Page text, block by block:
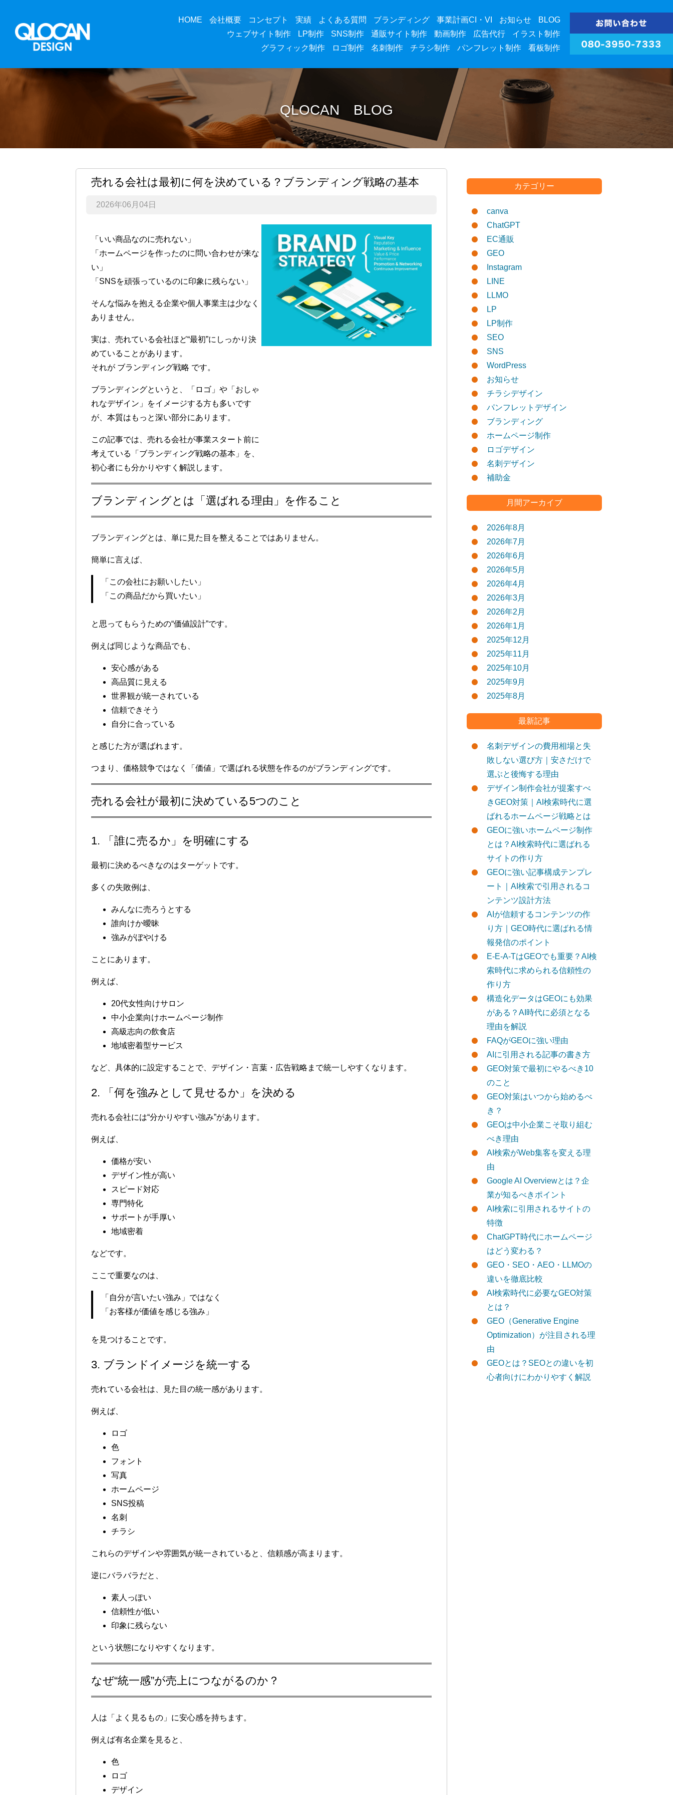
HOME 会社概要 コンセプト 実績 よくある質問 ブランディング 事業計画CI・VI お知らせ
BLOG
ウェブサイト制作
LP制作 SNS制作 通販サイト制作 動画制作 広告代行
イラスト制作
グラフィック制作
ロゴ制作 名刺制作 チラシ制作 パンフレット制作 看板制作
QLOCAN BLOG
売れる会社は最初に何を決めている？ブランディング戦略の基本
2026年06月04日
「いい商品なのに売れない」
「ホームページを作ったのに問い合わせが来な
い」
「SNSを頑張っているのに印象に残らない」
そんな悩みを抱える企業や個人事業主は少なく
ありません。
実は、売れている会社ほど“最初”にしっかり決
めていることがあります。
それが ブランディング戦略 です。
ブランディングというと、「ロゴ」や「おしゃ
れなデザイン」をイメージする方も多いです
が、本質はもっと深い部分にあります。
この記事では、売れる会社が事業スタート前に
考えている「ブランディング戦略の基本」を、
初心者にも分かりやすく解説します。
ブランディングとは「選ばれる理由」を作ること
ブランディングとは、単に見た目を整えることではありません。
簡単に言えば、
「この会社にお願いしたい」
「この商品だから買いたい」
と思ってもらうための“価値設計”です。
例えば同じような商品でも、
安心感がある
高品質に見える
世界観が統一されている
信頼できそう
自分に合っている
と感じた方が選ばれます。
つまり、価格競争ではなく「価値」で選ばれる状態を作るのがブランディングです。
売れる会社が最初に決めている5つのこと
1. 「誰に売るか」を明確にする
最初に決めるべきなのはターゲットです。
多くの失敗例は、
みんなに売ろうとする
誰向けか曖昧
強みがぼやける
ことにあります。
例えば、
20代女性向けサロン
中小企業向けホームページ制作
高級志向の飲食店
地域密着型サービス
など、具体的に設定することで、デザイン・言葉・広告戦略まで統一しやすくなります。
2. 「何を強みとして見せるか」を決める
売れる会社には“分かりやすい強み”があります。
例えば、
価格が安い
デザイン性が高い
スピード対応
専門特化
サポートが手厚い
地域密着
などです。
ここで重要なのは、
「自分が言いたい強み」ではなく
「お客様が価値を感じる強み」
を見つけることです。
3. ブランドイメージを統一する
売れている会社は、見た目の統一感があります。
例えば、
ロゴ
色
フォント
写真
ホームページ
SNS投稿
名刺
チラシ
これらのデザインや雰囲気が統一されていると、信頼感が高まります。
逆にバラバラだと、
素人っぽい
信頼性が低い
印象に残らない
という状態になりやすくなります。
なぜ“統一感”が売上につながるのか？
人は「よく見るもの」に安心感を持ちます。
例えば有名企業を見ると、
色
ロゴ
デザイン
カテゴリー
canva
ChatGPT
EC通販
GEO
Instagram
LINE
LLMO
LP
LP制作
SEO
SNS
WordPress
お知らせ
チラシデザイン
パンフレットデザイン
ブランディング
ホームページ制作
ロゴデザイン
名刺デザイン
補助金
月間アーカイブ
2026年8月
2026年7月
2026年6月
2026年5月
2026年4月
2026年3月
2026年2月
2026年1月
2025年12月
2025年11月
2025年10月
2025年9月
2025年8月
最新記事
名刺デザインの費用相場と失
敗しない選び方｜安さだけで
選ぶと後悔する理由
デザイン制作会社が提案すべ
きGEO対策｜AI検索時代に選
ばれるホームページ戦略とは
GEOに強いホームページ制作
とは？AI検索時代に選ばれる
サイトの作り方
GEOに強い記事構成テンプレ
ート｜AI検索で引用されるコ
ンテンツ設計方法
AIが信頼するコンテンツの作
り方｜GEO時代に選ばれる情
報発信のポイント
E-E-A-TはGEOでも重要？AI検
索時代に求められる信頼性の
作り方
構造化データはGEOにも効果
がある？AI時代に必須となる
理由を解説
FAQがGEOに強い理由
AIに引用される記事の書き方
GEO対策で最初にやるべき10
のこと
GEO対策はいつから始めるべ
き？
GEOは中小企業こそ取り組む
べき理由
AI検索がWeb集客を変える理
由
Google AI Overviewとは？企
業が知るべきポイント
AI検索に引用されるサイトの
特徴
ChatGPT時代にホームページ
はどう変わる？
GEO・SEO・AEO・LLMOの
違いを徹底比較
AI検索時代に必要なGEO対策
とは？
GEO（Generative Engine
Optimization）が注目される理
由
GEOとは？SEOとの違いを初
心者向けにわかりやすく解説